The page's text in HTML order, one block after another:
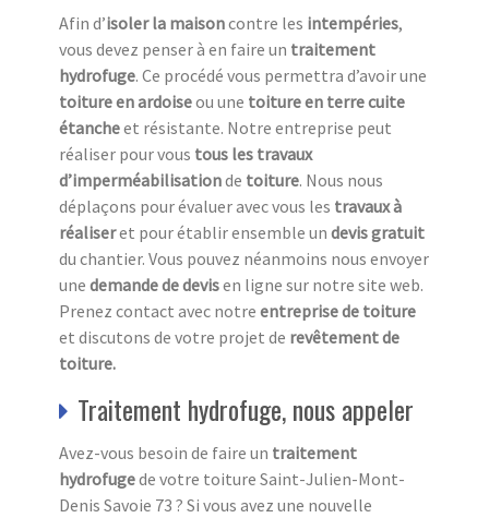
Afin d’isoler la maisoncontre les intempéries,
vous devez penser à en faire un traitement
hydrofuge. Ce procédé vous permettra d’avoir une
toiture en ardoiseou une toiture en terre cuite
étancheet résistante. Notre entreprise peut
réaliser pour vous tous les travaux
d’imperméabilisationde toiture. Nous nous
déplaçons pour évaluer avec vous les travaux à
réaliseret pour établir ensemble un devis gratuit
du chantier. Vous pouvez néanmoins nous envoyer
une demande de devisen ligne sur notre site web.
Prenez contact avec notre entreprise de toiture
et discutons de votre projet de revêtement de
toiture.
Traitement hydrofuge, nous appeler
Avez-vous besoin de faire un traitement
hydrofugede votre toiture Saint-Julien-Mont-
Denis Savoie 73 ? Si vous avez une nouvelle